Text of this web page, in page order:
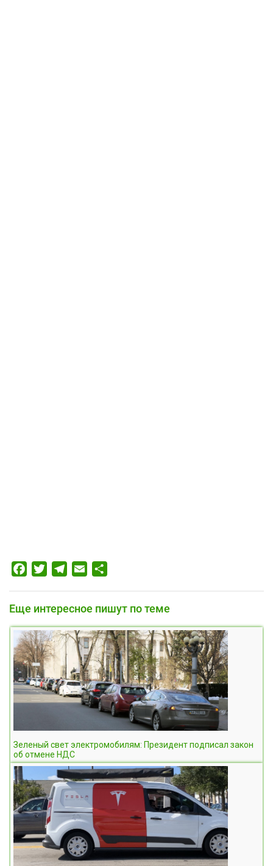
FacebookTwitterTelegram
Email
Еще интересное пишут по теме
Зеленый свет электромобилям: Президент подписал закон
об отмене НДС